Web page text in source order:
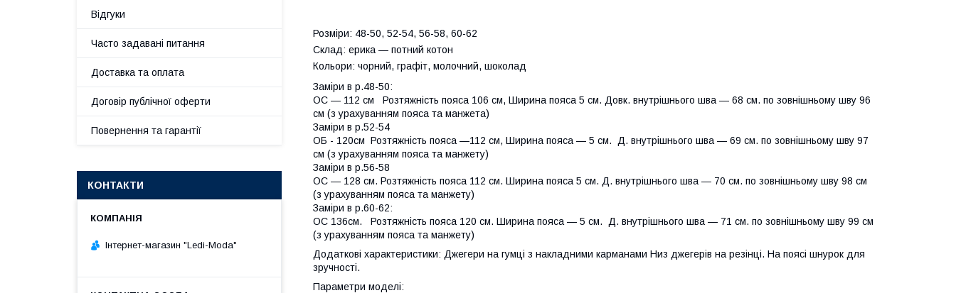
Розміри: 48-50, 52-54, 56-58, 60-62
Склад: ерика — потний котон
Кольори: чорний, графіт, молочний, шоколад
Заміри в р.48-50:
ОС — 112 см Розтяжність пояса 106 см, Ширина пояса 5 см. Довк. внутрішнього шва — 68 см. по зовнішньому шву 96
см (з урахуванням пояса та манжета)
Заміри в р.52-54
ОБ - 120см Розтяжність пояса —112 см, Ширина пояса — 5 см. Д. внутрішнього шва — 69 см. по зовнішньому шву 97
см (з урахуванням пояса та манжету)
Заміри в р.56-58
ОС — 128 см. Розтяжність пояса 112 см. Ширина пояса 5 см. Д. внутрішнього шва — 70 см. по зовнішньому шву 98 см
(з урахуванням пояса та манжету)
Заміри в р.60-62:
ОС 136см. Розтяжність пояса 120 см. Ширина пояса — 5 см. Д. внутрішнього шва — 71 см. по зовнішньому шву 99 см
(з урахуванням пояса та манжету)
Додаткові характеристики: Джегери на гумці з накладними карманами Низ джегерів на резінці. На поясі шнурок для
зручності.
Параметри моделі:
Відгуки
Часто задавані питання
Доставка та оплата
Договір публічної оферти
Повернення та гарантії
КОНТАКТИ
Інтернет-магазин "Ledi-Moda"